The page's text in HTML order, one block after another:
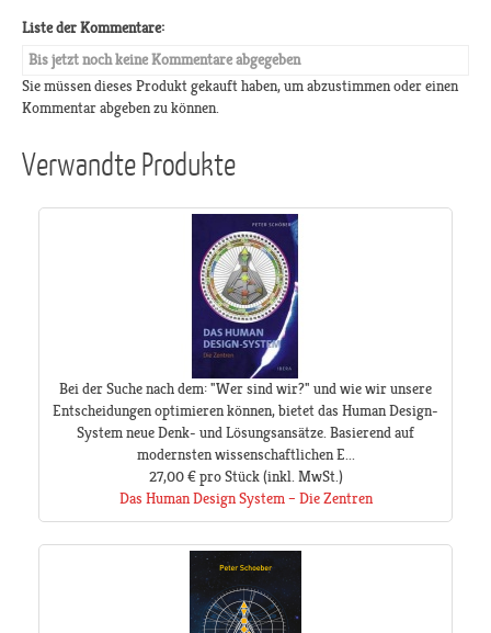
Liste der Kommentare:
Bis jetzt noch keine Kommentare abgegeben
Sie müssen dieses Produkt gekauft haben, um abzustimmen oder einen
Kommentar abgeben zu können.
Verwandte Produkte
Bei der Suche nach dem: "Wer sind wir?" und wie wir unsere
Entscheidungen optimieren können, bietet das Human Design-
System neue Denk- und Lösungsansätze. Basierend auf
modernsten wissenschaftlichen E...
27,00 € pro Stück(inkl. MwSt.)
Das Human Design System – Die Zentren